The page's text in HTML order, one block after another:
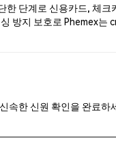
단계로 신용카드, 체
방지 보호로 Phemex는
속한 신원 확인을 완료하